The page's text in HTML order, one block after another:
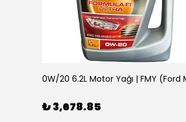
₺ 3,678.85